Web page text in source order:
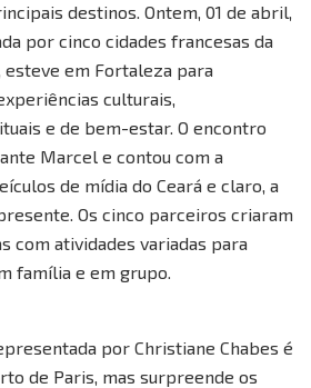
destinos. Ontem, 01 de abril,
por cinco cidades francesas da
esteve em Fortaleza para
culturais,
e de bem-estar. O encontro
Marcel e contou com a
de mídia do Ceará e claro, a
Os cinco parceiros criaram
com atividades variadas para
família e em grupo.
por Christiane Chabes é
de Paris, mas surpreende os